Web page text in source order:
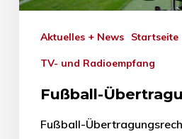
Aktuelles + News Startseite
TV- und Radioempfang
Fußball-
Fußball-